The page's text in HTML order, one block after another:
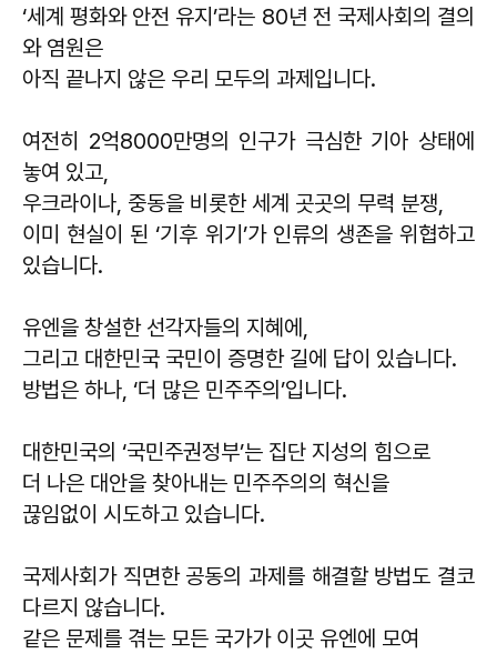
‘세계 평화와 안전 유지’라는 80년 전 국제사회의 결의
와 염원은
아직 끝나지 않은 우리 모두의 과제입니다.
여전히 2억8000만명의 인구가 극심한 기아 상태에
놓여 있고,
우크라이나, 중동을 비롯한 세계 곳곳의 무력 분쟁,
이미 현실이 된 ‘기후 위기’가 인류의 생존을 위협하고
있습니다.
유엔을 창설한 선각자들의 지혜에,
그리고 대한민국 국민이 증명한 길에 답이 있습니다.
방법은 하나, ‘더 많은 민주주의’입니다.
대한민국의 ‘국민주권정부’는 집단 지성의 힘으로
더 나은 대안을 찾아내는 민주주의의 혁신을
끊임없이 시도하고 있습니다.
국제사회가 직면한 공동의 과제를 해결할 방법도 결코
다르지 않습니다.
같은 문제를 겪는 모든 국가가 이곳 유엔에 모여